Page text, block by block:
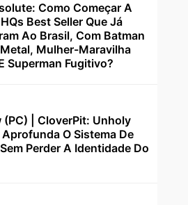
Como Começar A
Best Seller Que Já
Ao Brasil, Com Batman
Mulher-Maravilha
Superman Fugitivo?
(PC) | CloverPit: Unholy
O Sistema De
Perder A Identidade Do